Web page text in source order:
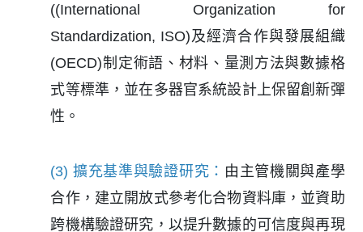
((International Organization for
Standardization, ISO)及經濟合作與發展組織
(OECD)制定術語、材料、量測方法與數據格
式等標準，並在多器官系統設計上保留創新彈
性。
(3) 擴充基準與驗證研究： 由主管機關與產學
合作，建立開放式參考化合物資料庫，並資助
跨機構驗證研究，以提升數據的可信度與再現